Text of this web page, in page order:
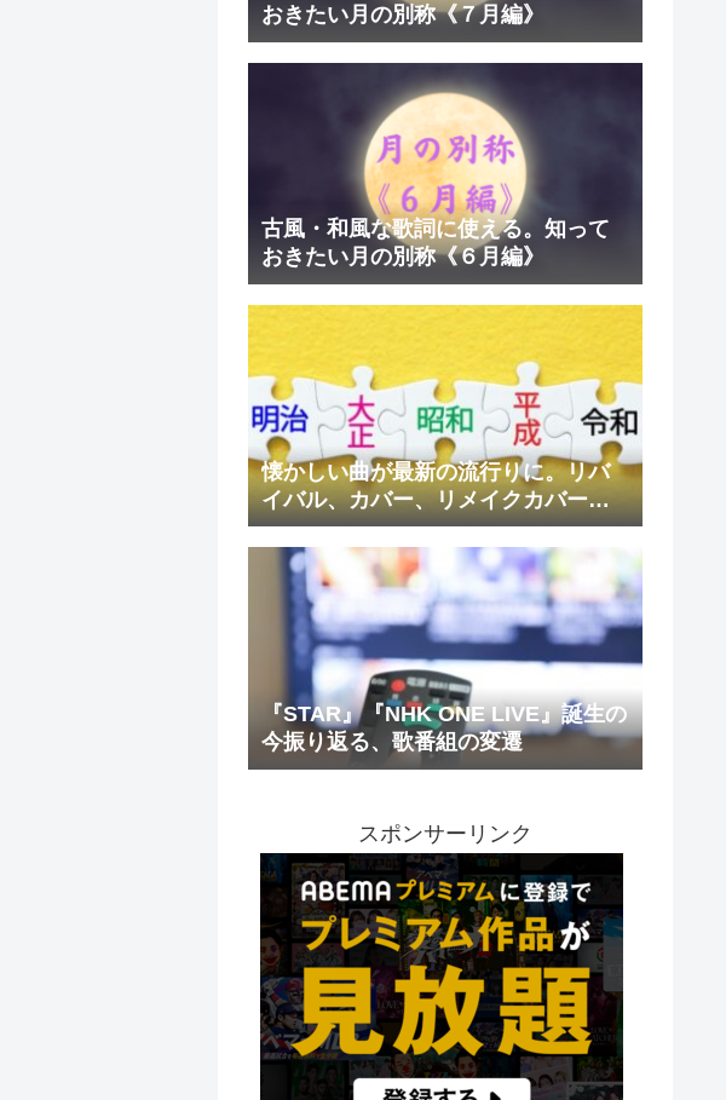
おきたい月の別称《７月編》
古風・和風な歌詞に使える。知って
おきたい月の別称《６月編》
懐かしい曲が最新の流行りに。リバ
イバル、カバー、リメイクカバーの
魅力
『STAR』『NHK ONE LIVE』誕生の
今振り返る、歌番組の変遷
スポンサーリンク